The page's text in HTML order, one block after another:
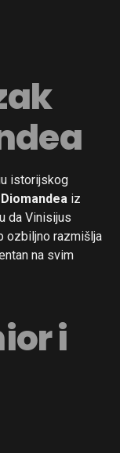
istorijskog
iz
da Vinisijus
ozbiljno razmišlja
na svim
i